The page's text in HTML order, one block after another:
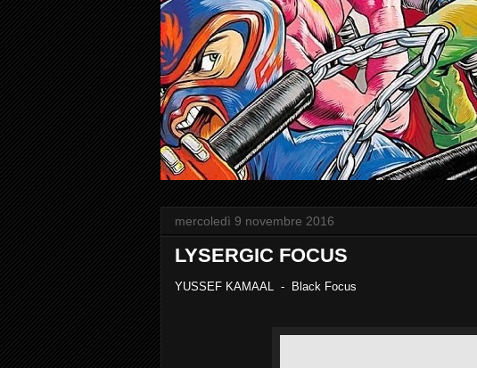
mercoledì 9 novembre 2016
LYSERGIC FOCUS
YUSSEF KAMAAL - Black Focus